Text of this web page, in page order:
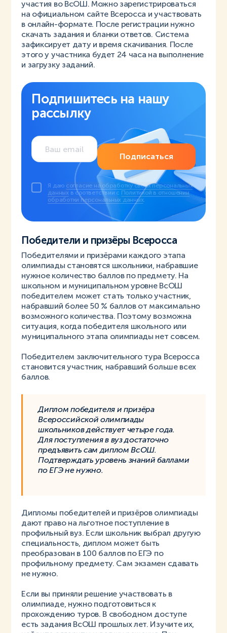
участия во ВсОШ. Можно зарегистрироваться
на официальном сайте Всеросса и участвовать
в онлайн-формате. После регистрации нужно
скачать задания и бланки ответов. Система
зафиксирует дату и время скачивания. После
этого у участника будет 24 часа на выполнение
и загрузку заданий.
Подпишитесь на нашу
рассылку
Подписаться
Я даю согласие на обработку своих персональных
данных в соответствии с Политикой в отношении
обработки персональных данных.
Победители и призёры Всеросса
Победителями и призёрами каждого этапа
олимпиады становятся школьники, набравшие
нужное количество баллов по предмету. На
школьном и муниципальном уровне ВсОШ
победителем может стать только участник,
набравший более 50 % баллов от максимально
возможного количества. Поэтому возможна
ситуация, когда победителя школьного или
муниципального этапа олимпиады нет совсем.
Победителем заключительного тура Всеросса
становится участник, набравший больше всех
баллов.
Диплом победителя и призёра
Всероссийской олимпиады
школьников действует четыре года.
Для поступления в вуз достаточно
предъявить сам диплом ВсОШ.
Подтверждать уровень знаний баллами
по ЕГЭ не нужно.
Дипломы победителей и призёров олимпиады
дают право на льготное поступление в
профильный вуз. Если школьник выбрал другую
специальность, диплом может быть
преобразован в 100 баллов по ЕГЭ по
профильному предмету. Сам экзамен сдавать
не нужно.
Если вы приняли решение участвовать в
олимпиаде, нужно подготовиться к
прохождению туров. В свободном доступе
есть задания ВсОШ прошлых лет. Изучите их,